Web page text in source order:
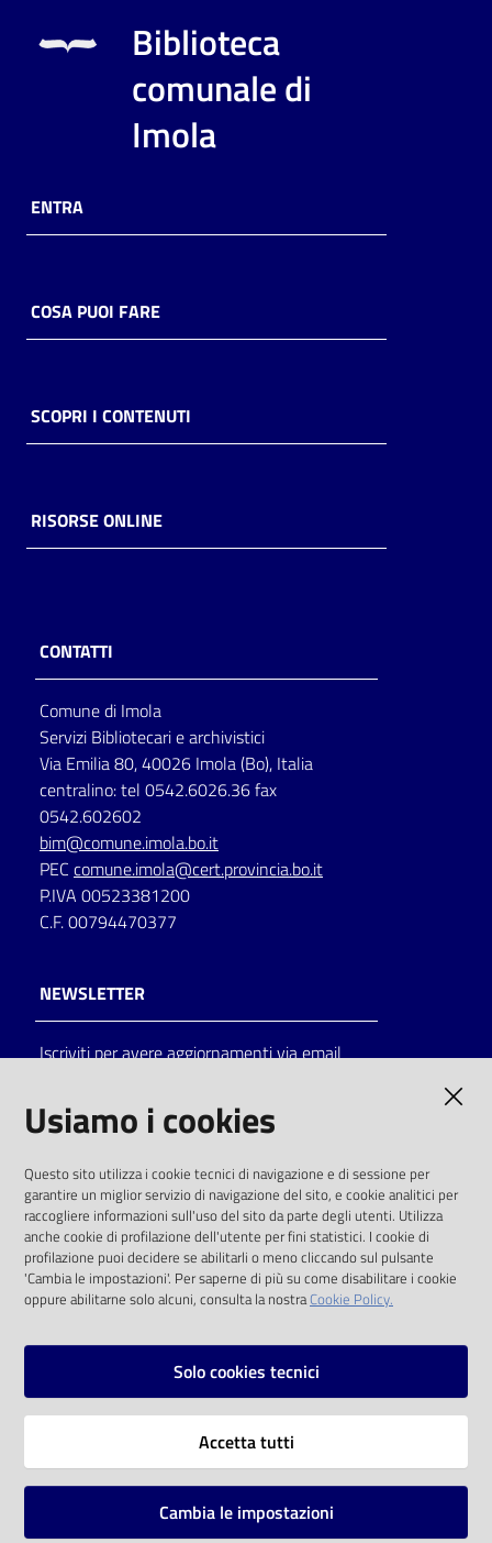
Biblioteca
comunale di
Imola
ENTRA
COSA PUOI FARE
SCOPRI I CONTENUTI
RISORSE ONLINE
CONTATTI
Comune di Imola
Servizi Bibliotecari e archivistici
Via Emilia 80, 40026 Imola (Bo), Italia
centralino: tel 0542.6026.36 fax
0542.602602
bim@comune.imola.bo.it
PEC comune.imola@cert.provincia.bo.it
P.IVA 00523381200
C.F. 00794470377
NEWSLETTER
Iscriviti per avere aggiornamenti via email
solo alle condizioni previste dalla direttiva
comunitaria 2003/98/CE e dal d.lgs. 36/2006
SOCIAL
Instagram
Vai alla pagina
Usiamo i cookies
Questo sito utilizza i cookie tecnici di navigazione e di sessione per
garantire un miglior servizio di navigazione del sito, e cookie analitici per
raccogliere informazioni sull'uso del sito da parte degli utenti. Utilizza
anche cookie di profilazione dell'utente per fini statistici. I cookie di
profilazione puoi decidere se abilitarli o meno cliccando sul pulsante
'Cambia le impostazioni'. Per saperne di più su come disabilitare i cookie
oppure abilitarne solo alcuni, consulta la nostraCookie Policy.
Solo cookies tecnici
Accetta tutti
Cambia le impostazioni